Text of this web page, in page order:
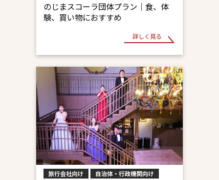
のじまスコーラ団体プラン｜食、体
験、買い物におすすめ
詳しく見る
旅行会社向け
自治体・行政機関向け